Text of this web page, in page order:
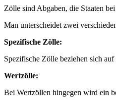
Zölle sind Abgaben, die Staaten
Man unterscheidet zwei
Spezifische Zölle:
Spezifische Zölle beziehen sich
Wertzölle:
Bei Wertzöllen hingegen wird ein